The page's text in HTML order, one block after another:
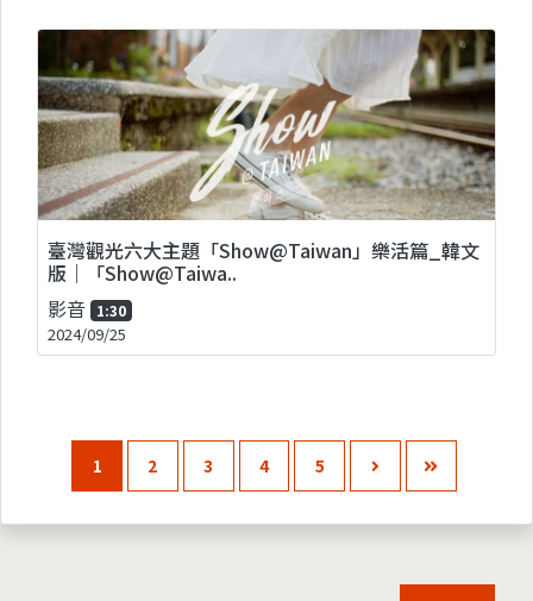
臺灣觀光六大主題「Show@Taiwan」樂活篇_韓文
版｜「Show@Taiwa..
影音 1:30
2024/09/25
1 2 3 4 5